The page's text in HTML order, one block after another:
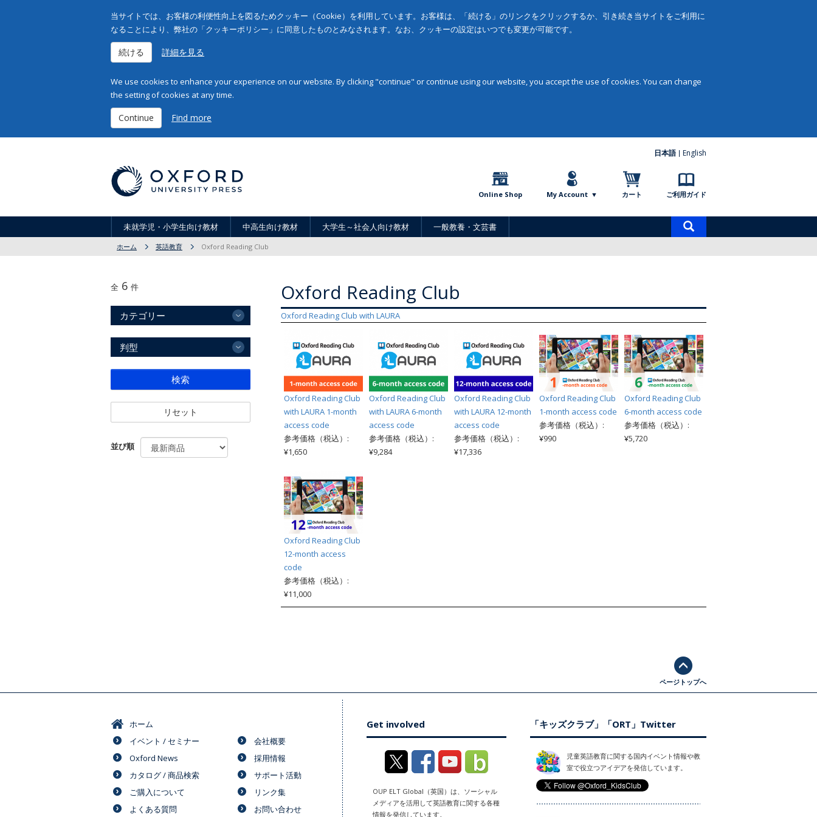
当サイトでは、お客様の利便性向上を図るためクッキー（Cookie）を利用しています。お客様は、「続ける」のリンクをクリックするか、引き続き当サイトをご利用に
なることにより、弊社の「クッキーポリシー」に同意したものとみなされます。なお、クッキーの設定はいつでも変更が可能です。
続ける 詳細を見る
We use cookies to enhance your experience on our website. By clicking "continue" or continue using our website, you accept the use of cookies. You can change
the setting of cookies at any time.
Continue Find more
日本語 English
Online Shop My Account カート ご利用ガイド
未就学児・小学生向け教材 中高生向け教材 大学生～社会人向け教材 一般教養・文芸書
ホーム 英語教育 Oxford Reading Club
Oxford Reading Club
Oxford Reading Club with LAURA
Oxford Reading Club
with LAURA 1-month
access code
参考価格（税込）:
¥1,650
Oxford Reading Club
with LAURA 6-month
access code
参考価格（税込）:
¥9,284
Oxford Reading Club
with LAURA 12-month
access code
参考価格（税込）:
¥17,336
Oxford Reading Club
1-month access code
参考価格（税込）:
¥990
Oxford Reading Club
6-month access code
参考価格（税込）:
¥5,720
Oxford Reading Club
12-month access
code
参考価格（税込）:
¥11,000
全 6 件
カテゴリー
判型
検索
リセット
並び順
ページトップへ
ホーム
イベント / セミナー
Oxford News
カタログ / 商品検索
ご購入について
よくある質問
会社概要
採用情報
サポート活動
リンク集
お問い合わせ
Get involved
OUP ELT Global（英国）は、ソーシャル
メディアを活用して英語教育に関する各種
情報を発信しています。
「キッズクラブ」「ORT」Twitter
児童英語教育に関する国内イベント情報や教
室で役立つアイデアを発信しています。